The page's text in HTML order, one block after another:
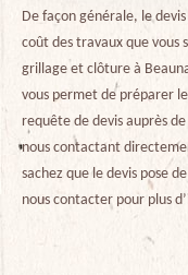
De façon générale, le
coût des travaux que vous
grillage et clôture à
vous permet de préparer
requête de devis auprès
nous contactant
sachez que le devis pose
nous contacter pour plus